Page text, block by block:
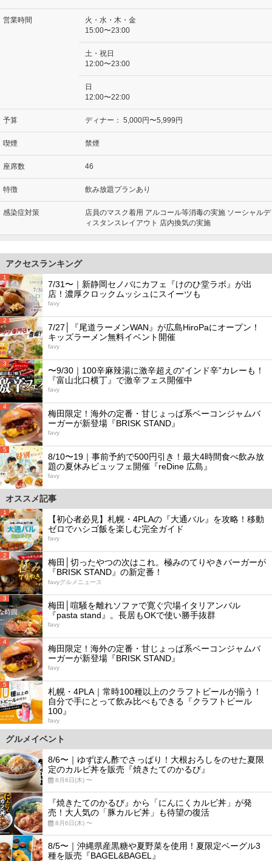
営業時間
火・水・木・金
15:00〜23:00
土・祝日
12:00〜23:00
日
12:00〜22:00
予算 ディナー： 5,000円〜5,999円
喫煙 禁煙
座席数 46
特徴 飲み放題プランあり
感染症対策
店員のマスク着用 アルコール等消毒の実施 ソーシャルデ
ィスタンスレイアウト 店内換気の実施
アクセスランキング
1
7/31〜｜新静岡セノバにカフェ『けのひ堂ラボ』が出
店！濃厚クロックムッシュにスイーツも
favy
2
7/27│『尾道ラーメンWAN』が広島HiroPaにオープン！
キッズラーメン無料イベント開催
favy
3
〜9/30｜100辛麻辣湯に激辛超えの“インド辛”カレーも！
『富山北口横丁』で激辛フェス開催中
favy
4
梅田限定！海外の定番・甘じょっぱ系ベーコンジャムバ
ーガーが新登場『BRISK STAND』
favy
5
8/10〜19｜事前予約で500円引き！最大4時間食べ飲み放
題の夏休みビュッフェ開催『reDine 広島』
favy
オススメ記事
1
【初心者必見】札幌・4PLAの『大通バル』を攻略！移動
ゼロでハシゴ飯を楽しむ完全ガイド
favy
2
梅田│切ったやつの次はこれ。極みのてりやきバーガーが
『BRISK STAND』の新定番！
favyグルメニュース
3
梅田│喧騒を離れソファで寛ぐ穴場イタリアンバル
『pasta stand』。長居もOKで使い勝手抜群
favy
4
梅田限定！海外の定番・甘じょっぱ系ベーコンジャムバ
ーガーが新登場『BRISK STAND』
favy
5
札幌・4PLA｜常時100種以上のクラフトビールが揃う！
自分で手にとって飲み比べもできる『クラフトビール
100』
favy
グルメイベント
8/6〜｜ゆずぽん酢でさっぱり！大根おろしをのせた夏限
定のカルビ丼を販売『焼きたてのかるび』
8月6日(木) 〜
『焼きたてのかるび』から「にんにくカルビ丼」が発
売！大人気の「豚カルビ丼」も待望の復活
8月6日(木) 〜
8/5〜｜沖縄県産黒糖や夏野菜を使用！夏限定ベーグル3
種を販売『BAGEL&BAGEL』